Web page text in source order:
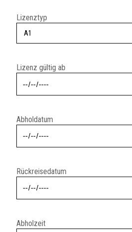
Lizenztyp
Lizenz gültig ab
Abholdatum
Rückreisedatum
Abholzeit